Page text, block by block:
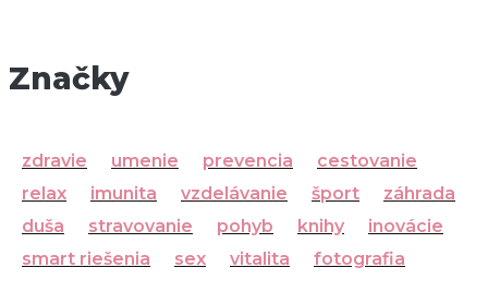
Značky
zdravie umenie prevencia
cestovanie
relax
imunita vzdelávanie šport
záhrada
duša
stravovanie pohyb knihy
inovácie
smart riešenia
sex vitalita fotografia